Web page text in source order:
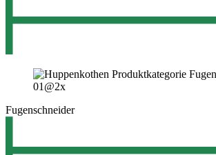
Fugenschneider